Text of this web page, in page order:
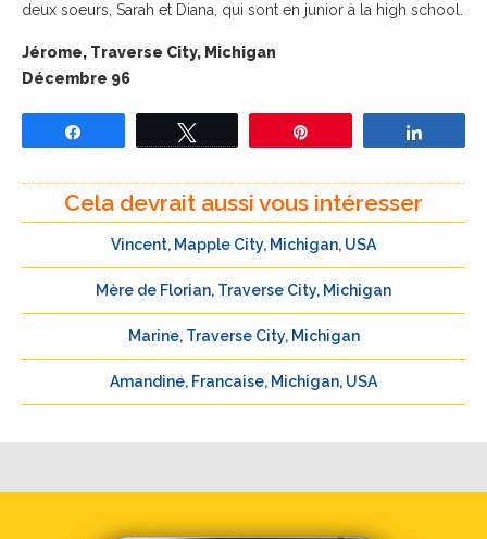
deux soeurs, Sarah et Diana, qui sont en junior à la high school.
Jérome, Traverse City, Michigan
Décembre 96
Cela devrait aussi vous intéresser
Vincent, Mapple City, Michigan, USA
Mère de Florian, Traverse City, Michigan
Marine, Traverse City, Michigan
Amandine, Francaise, Michigan, USA